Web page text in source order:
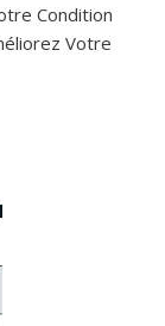
Condition
Votre